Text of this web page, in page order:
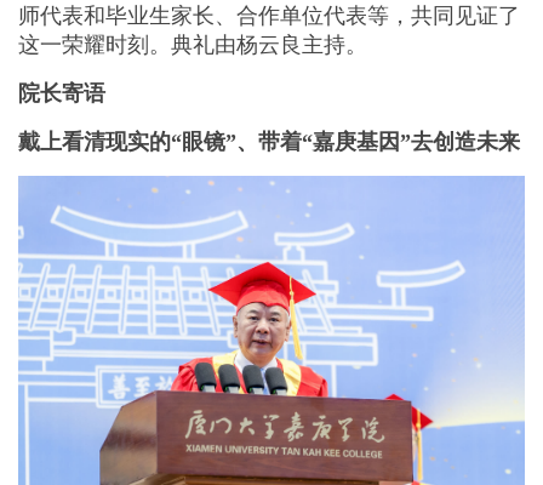
师代表和毕业生家长、合作单位代表等，共同见证了
这一荣耀时刻。典礼由杨云良主持。
院长寄语
戴上看清现实的“眼镜”、带着“嘉庚基因”去创造未来